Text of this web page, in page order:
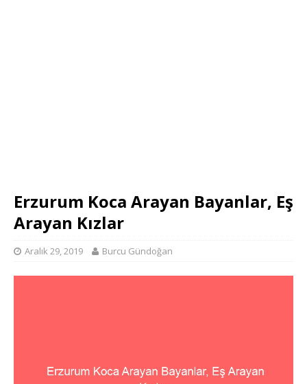
Erzurum Koca Arayan Bayanlar, Eş
Arayan Kızlar
Aralık 29, 2019 Burcu Gündoğan